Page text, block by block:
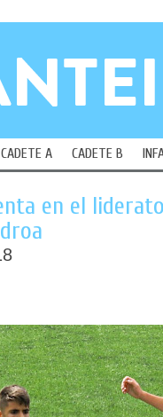
CADETE A CADETE B
en el